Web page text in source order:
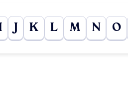
K L M N O